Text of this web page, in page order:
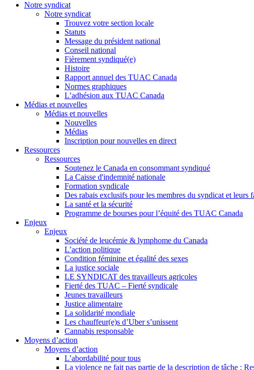
Notre syndicat
Notre syndicat
Trouvez votre section locale
Statuts
Message du président national
Conseil national
Fièrement syndiqué(e)
Histoire
Rapport annuel des TUAC Canada
Normes graphiques
L’adhésion aux TUAC Canada
Médias et nouvelles
Médias et nouvelles
Nouvelles
Médias
Inscription pour nouvelles en direct
Ressources
Ressources
Soutenez le Canada en consommant syndiqué
La Caisse d'indemnité nationale
Formation syndicale
Des rabais exclusifs pour les membres du syndicat et leurs
La santé et la sécurité
Programme de bourses pour l’équité des TUAC Canada
Enjeux
Enjeux
Société de leucémie & lymphome du Canada
L’action politique
Condition féminine et égalité des sexes
La justice sociale
LE SYNDICAT des travailleurs agricoles
Fierté des TUAC – Fierté syndicale
Jeunes travailleurs
Justice alimentaire
La solidarité mondiale
Les chauffeur(e)s d’Uber s’unissent
Cannabis responsable
Moyens d’action
Moyens d’action
L’abordabilité pour tous
La violence ne fait pas partie de la description de tâche :